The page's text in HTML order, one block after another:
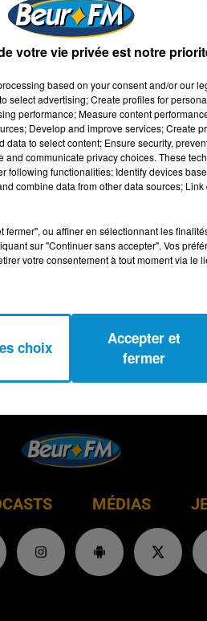
MÉDIAS
votre vie privée est notre
based on your consent and/or our
select advertising; Create profiles for
performance; Measure content
Develop and improve services; Create
to select content; Ensure security,
communicate privacy choices. These
following functionalities: Identify devices
combine data from other data sources;
ou affiner en sélectionnant les
sur "Continuer sans accepter". Vos
votre consentement à tout moment via le
choix
Accepter et
fermer